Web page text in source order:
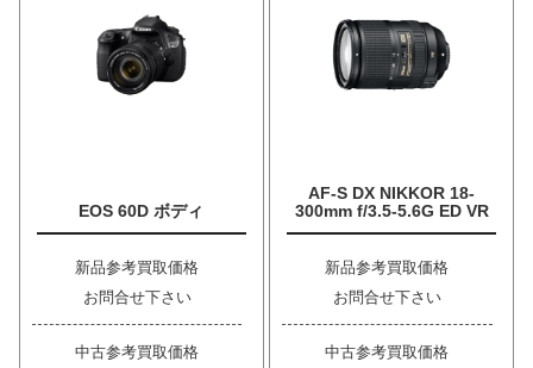
EOS 60D ボディ
新品参考買取価格
お問合せ下さい
中古参考買取価格
AF-S DX NIKKOR 18-
300mm f/3.5-5.6G ED VR
新品参考買取価格
お問合せ下さい
中古参考買取価格